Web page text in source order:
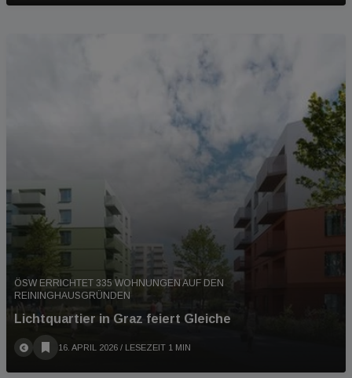
ÖSW ERRICHTET 335 WOHNUNGEN AUF DEN
REININGHAUSGRÜNDEN
Lichtquartier in Graz feiert Gleiche
16. APRIL 2026 / LESEZEIT 1 MIN